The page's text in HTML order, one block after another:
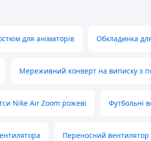
для аніматорів Обкладинка
Мереживний конверт на виписку з
Nike Air Zoom рожеві Футбольні
Переносний вентилятор